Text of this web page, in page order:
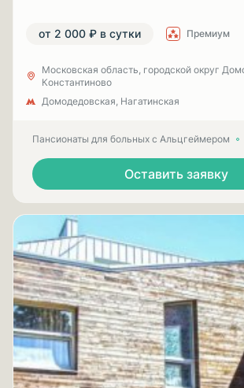
от 2 000 ₽ в сутки Премиум
Московская область, городской округ
Константиново
Домодедовская, Нагатинская
Пансионаты для больных с Альцгеймером
Оставить заявку